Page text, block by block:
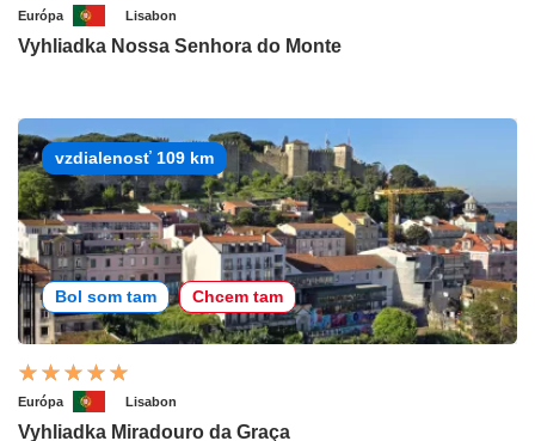
Európa Lisabon
Vyhliadka Nossa Senhora do Monte
vzdialenosť 109 km
Bol som tam Chcem tam
Európa Lisabon
Vyhliadka Miradouro da Graça